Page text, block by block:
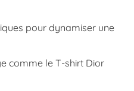
pour dynamiser une
comme le T-shirt Dior